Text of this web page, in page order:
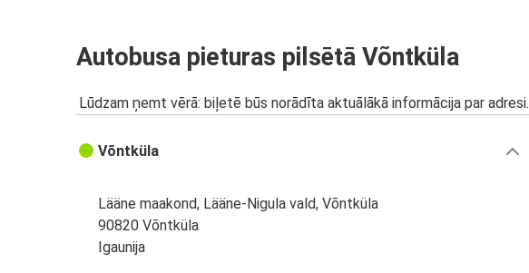
Autobusa pieturas pilsētā Võntküla
Lūdzam ņemt vērā: biļetē būs norādīta aktuālākā informācija par adresi.
Võntküla
Lääne maakond, Lääne-Nigula vald, Võntküla
90820 Võntküla
Igaunija